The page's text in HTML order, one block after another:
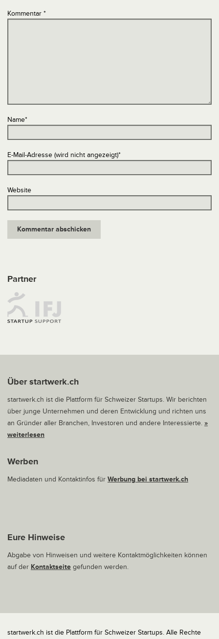
Kommentar *
Name*
E-Mail-Adresse (wird nicht angezeigt)*
Website
Partner
Über startwerk.ch
startwerk.ch ist die Plattform für Schweizer Startups. Wir berichten
über junge Unternehmen und deren Entwicklung und richten uns
an Gründer aller Branchen, Investoren und andere Interessierte. »
weiterlesen
Werben
Mediadaten und Kontaktinfos für Werbung bei startwerk.ch
Eure Hinweise
Abgabe von Hinweisen und weitere Kontaktmöglichkeiten können
auf der Kontaktseite gefunden werden.
startwerk.ch ist die Plattform für Schweizer Startups. Alle Rechte